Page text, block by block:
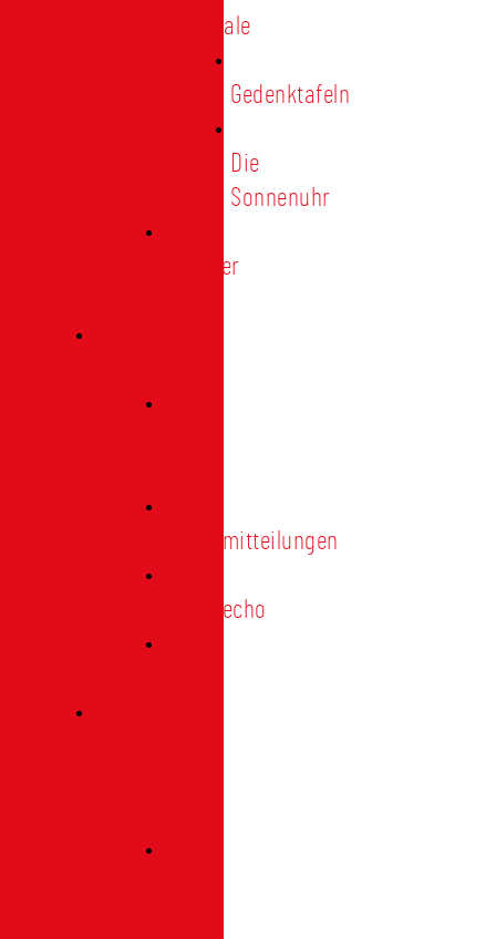
Denkmale
Gedenktafeln
Die
Sonnenuhr
Ratinger
Pressemitteilungen
Presseecho